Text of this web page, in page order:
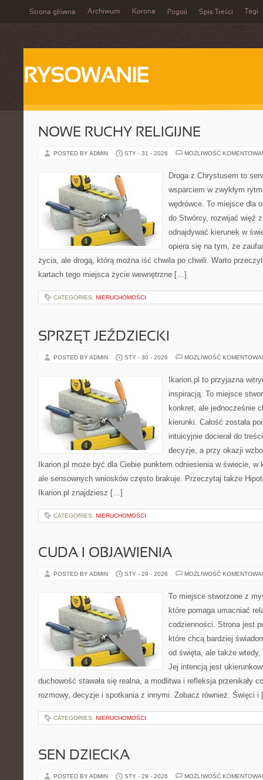
Strona główna Archiwum Korona Pogoń Spis Treści Tagi
RYSOWANIE
NOWE RUCHY RELIGIJNE
POSTED BY ADMIN STY - 31 - 2026 MOŻLIWOŚĆ
Droga z Chrystusem to
wsparciem w zwykłym
wędrówce. To miejsce dla
do Stwórcy, rozwijać więź
odnajdywać kierunek w
opiera się na tym, że
życia, ale drogą, którą można iść chwila po chwili. Warto
kartach tego miejsca życie wewnętrzne […]
CATEGORIES: NIERUCHOMOŚCI
SPRZĘT JEŹDZIECKI
POSTED BY ADMIN STY - 30 - 2026 MOŻLIWOŚĆ
Ikarion.pl to przyjazna
inspiracją. To miejsce
konkret, ale jednocześnie
kierunki. Całość została
intuicyjnie docierał do
decyzje, a przy okazji
Ikarion.pl może być dla Ciebie punktem odniesienia w świecie,
ale sensownych wniosków często brakuje. Przeczytaj także
Ikarion.pl znajdziesz […]
CATEGORIES: NIERUCHOMOŚCI
CUDA I OBJAWIENIA
POSTED BY ADMIN STY - 29 - 2026 MOŻLIWOŚĆ
To miejsce stworzone z
które pomaga umacniać
codzienności. Strona jest
które chcą bardziej
od święta, ale także
Jej intencją jest
duchowość stawała się realna, a modlitwa i refleksja przenikały
rozmowy, decyzje i spotkania z innymi. Zobacz również: Święci
CATEGORIES: NIERUCHOMOŚCI
SEN DZIECKA
POSTED BY ADMIN STY - 29 - 2026 MOŻLIWOŚĆ